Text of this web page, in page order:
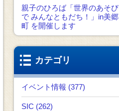
親子のひろば「世界のあそび
で みんなともだち！」in美郷
町 を開催します
カテゴリ
イベント情報 (377)
SIC (262)